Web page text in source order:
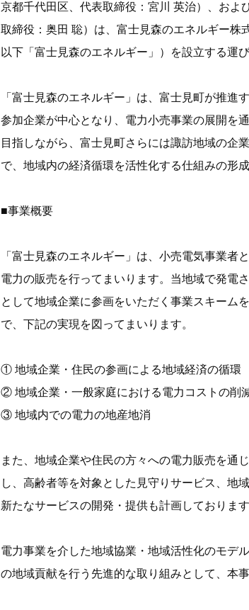
京都千代田区、代表取締役：宮川 英治）、およ
取締役：奥田 聡）は、富士見森のエネルギー株
以下「富士見森のエネルギー」）を設立する運
「富士見森のエネルギー」は、富士見町が推
参加企業が中心となり、電力小売事業の展開を
目指しながら、富士見町さらには諏訪地域の企
で、地域内の経済循環を活性化する仕組みの形
■事業概要
「富士見森のエネルギー」は、小売電気事業
電力の販売を行ってまいります。当地域で発電
として地域企業に参画をいただく事業スキーム
で、下記の実現を図ってまいります。
① 地域企業・住民の参画による地域経済の循環
② 地域企業・一般家庭における電力コストの削
③ 地域内での電力の地産地消
また、地域企業や住民の方々への電力販売を通
し、高齢者等を対象とした見守りサービス、地
新たなサービスの開発・提供も計画しております
電力事業を介した地域協業・地域活性化のモデ
の地域貢献を行う先進的な取り組みとして、本